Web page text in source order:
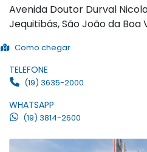
Avenida Doutor Durval
Jequitibás, São João da Boa
Como chegar
TELEFONE
(19) 3635-2000
WHATSAPP
(19) 3814-2600